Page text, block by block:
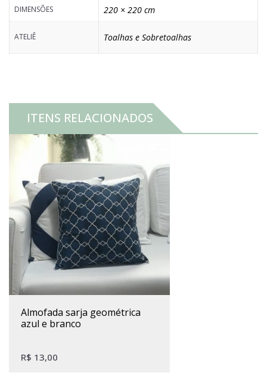
DIMENSÕES 220 × 220 cm
ATELIÊ Toalhas e Sobretoalhas
ITENS RELACIONADOS
almofada sarja geométrica
azul e branco
R$ 13,00